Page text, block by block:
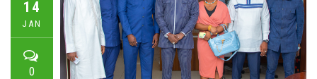
14
JAN
0